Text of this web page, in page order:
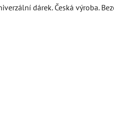
dárek. Česká výroba.